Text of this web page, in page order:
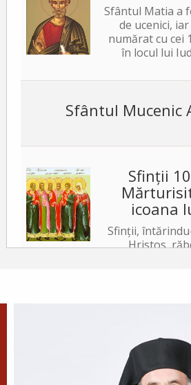
Sfântul Matia a
de ucenici,
numărat cu cei
în locul lui
Sfântul Mucenic
Sfinții
icoana
Sfinții,
Hristos,
✝)
Rusalii